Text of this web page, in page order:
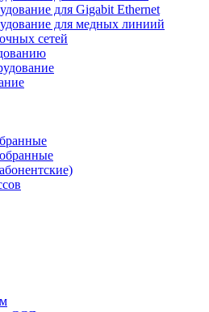
для Gigabit Ethernet
для медных линиий
сетей